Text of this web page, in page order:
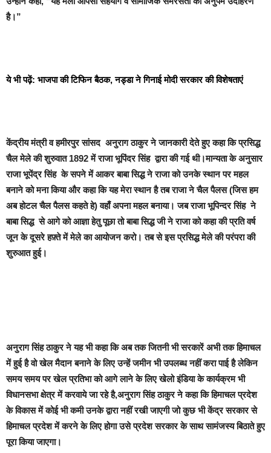
है।”
ये भी पढ़ें: भाजपा की टिफिन बैठक, नड्डा ने गिनाई मोदी सरकार की विशेषताएं
केंद्रीय मंत्री व हमीरपुर सांसद अनुराग ठाकुर ने जानकारी देते हुए कहा कि प्रसिद्ध
चैल मेले की शुरुवात 1892 में राजा भूपिंदर सिंह द्वारा की गई थी।मान्यता के अनुसार
राजा भूपेंद्र सिंह के सपने में आकर बाबा सिद्ध ने राजा को उनके स्थान पर महल
बनाने को मना किया और कहा कि यह मेरा स्थान है तब राजा ने चैल पैलस (जिस हम
अब होटल चैल पैलस कहते हे) वहाँ अपना महल बनाया। जब राजा भूपिन्दर सिंह ने
बाबा सिद्ध से आगे को आज्ञा हेतु पूछा तो बाबा सिद्ध जी ने राजा को कहा की प्रति वर्ष
जून के दूसरे हफ़्ते में मेले का आयोजन करो। तब से इस प्रसिद्ध मेले की परंपरा की
शुरुआत हुई।
अनुराग सिंह ठाकुर ने यह भी कहा कि अब तक जितनी भी सरकारें अभी तक हिमाचल
में हुई है वो खेल मैदान बनाने के लिए उन्हें जमीन भी उपलब्ध नहीं करा पाई है लेकिन
समय समय पर खेल प्रतिभा को आगे लाने के लिए खेलो इंडिया के कार्यक्रम भी
विधानसभा क्षेत्र में करवाये जा रहे है,अनुराग सिंह ठाकुर ने कहा कि हिमाचल प्रदेश
के विकास में कोई भी कमी उनके द्वारा नहीं रखी जाएगी जो कुछ भी केंद्र सरकार से
हिमाचल प्रदेश में करने के लिए होगा उसे प्रदेश सरकार के साथ सामंजस्य बिठाते हुए
पूरा किया जाएगा।